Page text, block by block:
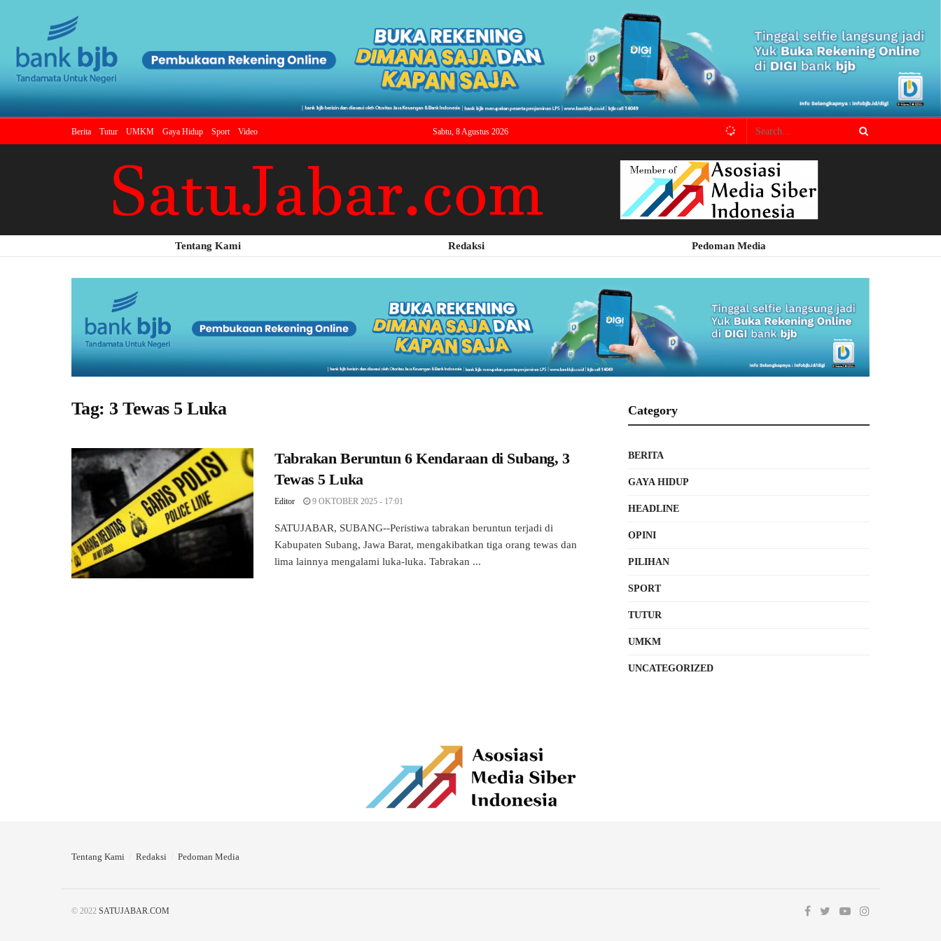
Berita Tutur UMKM Gaya Hidup Sport Video Sabtu, 8 Agustus 2026
Tentang Kami Redaksi Pedoman Media
Tag: 3 Tewas 5 Luka
Tabrakan Beruntun 6 Kendaraan di Subang, 3
Tewas 5 Luka
Editor 9 OKTOBER 2025 - 17:01
SATUJABAR, SUBANG--Peristiwa tabrakan beruntun terjadi di
Kabupaten Subang, Jawa Barat, mengakibatkan tiga orang tewas dan
lima lainnya mengalami luka-luka. Tabrakan ...
Category
BERITA
GAYA HIDUP
HEADLINE
OPINI
PILIHAN
SPORT
TUTUR
UMKM
UNCATEGORIZED
Tentang Kami Redaksi Pedoman Media
© 2022 SATUJABAR.COM